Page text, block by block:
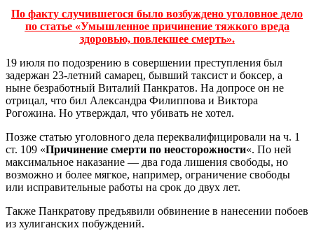
По факту случившегося было возбуждено уголовное дело
по статье «Умышленное причинение тяжкого вреда
здоровью, повлекшее смерть».
19 июля по подозрению в совершении преступления был
задержан 23-летний самарец, бывший таксист и боксер, а
ныне безработный Виталий Панкратов. На допросе он не
отрицал, что бил Александра Филиппова и Виктора
Рогожина. Но утверждал, что убивать не хотел.
Позже статью уголовного дела переквалифицировали на ч. 1
ст. 109 «Причинение смерти по неосторожности«. По ней
максимальное наказание — два года лишения свободы, но
возможно и более мягкое, например, ограничение свободы
или исправительные работы на срок до двух лет.
Также Панкратову предъявили обвинение в нанесении побоев
из хулиганских побуждений.